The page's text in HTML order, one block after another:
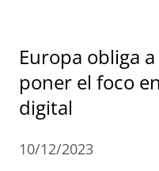
Europa obliga
poner el foco
digital
10/12/2023